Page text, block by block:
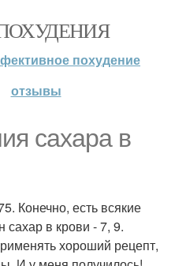
похудение
отзывы
сахара в
Конечно, есть всякие
в крови - 7, 9.
хороший рецепт,